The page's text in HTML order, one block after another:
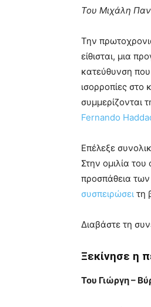
Του Μιχάλη
Την
είθισται, μια
κατεύθυνση που
ισορροπίες στο
συμμερίζονται
Fernando
Επέλεξε
Στην ομιλία
προσπάθεια
συσπειρώσει τη
Διαβάστε τη
Ξεκίνησε η
Του Γιώργη –